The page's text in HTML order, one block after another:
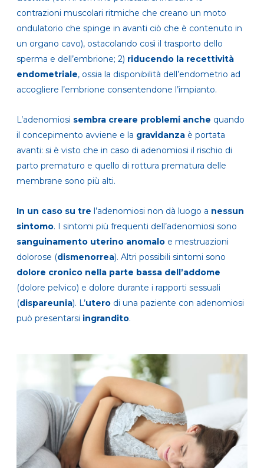
contrazioni muscolari ritmiche che creano un moto
ondulatorio che spinge in avanti ciò che è contenuto in
un organo cavo), ostacolando così il trasporto dello
sperma e dell’embrione; 2) riducendo la recettività
endometriale, ossia la disponibilità dell’endometrio ad
accogliere l’embrione consentendone l’impianto.
L’adenomiosi sembra creare problemi anche quando
il concepimento avviene e la gravidanza è portata
avanti: si è visto che in caso di adenomiosi il rischio di
parto prematuro e quello di rottura prematura delle
membrane sono più alti.
In un caso su tre l’adenomiosi non dà luogo a nessun
sintomo. I sintomi più frequenti dell’adenomiosi sono
sanguinamento uterino anomalo e mestruazioni
dolorose (dismenorrea). Altri possibili sintomi sono
dolore cronico nella parte bassa dell’addome
(dolore pelvico) e dolore durante i rapporti sessuali
(dispareunia). L’utero di una paziente con adenomiosi
può presentarsi ingrandito.